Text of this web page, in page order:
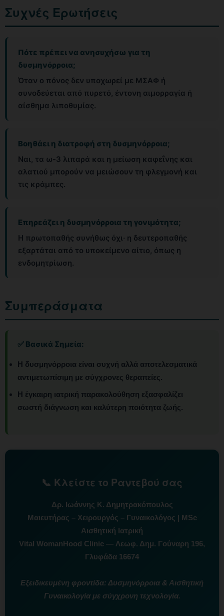
Συχνές Ερωτήσεις
Πότε πρέπει να ανησυχήσω για τη
δυσμηνόρροια;
Όταν ο πόνος δεν υποχωρεί με ΜΣΑΦ ή
συνοδεύεται από πυρετό, έντονη αιμορραγία ή
αίσθημα λιποθυμίας.
Βοηθάει η διατροφή στη δυσμηνόρροια;
Ναι, τα ω-3 λιπαρά και η μείωση καφεΐνης και
αλατιού μπορούν να μειώσουν τη φλεγμονή και
τις κράμπες.
Επηρεάζει η δυσμηνόρροια τη γονιμότητα;
Η πρωτοπαθής συνήθως όχι· η δευτεροπαθής
εξαρτάται από το υποκείμενο αίτιο, όπως η
ενδομητρίωση.
Συμπεράσματα
✅ Βασικά Σημεία:
Η δυσμηνόρροια είναι συχνή αλλά αποτελεσματικά
αντιμετωπίσιμη με σύγχρονες θεραπείες.
Η έγκαιρη ιατρική παρακολούθηση εξασφαλίζει
σωστή διάγνωση και καλύτερη ποιότητα ζωής.
📞 Κλείστε το Ραντεβού σας
Δρ. Ιωάννης Κ. Δημητρακόπουλος
Μαιευτήρας – Χειρουργός – Γυναικολόγος | MSc
Αισθητική Ιατρική
Vital WomanHood Clinic — Λεωφ. Δημ. Γούναρη 196,
Γλυφάδα 16674
Εξειδικευμένη φροντίδα: Δυσμηνόρροια & Αισθητική
Γυναικολογία με σύγχρονη τεχνολογία.